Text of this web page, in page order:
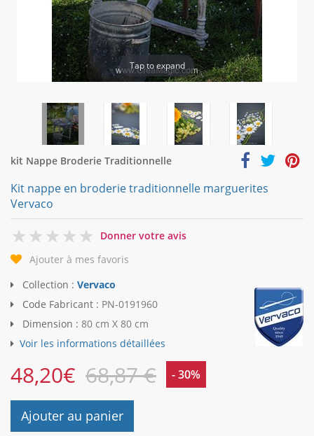
Tap to expand
kit Nappe Broderie Traditionnelle
Kit nappe en broderie traditionnelle marguerites
Vervaco
0
Donner votre avis
Ajouter à mes favoris
Collection : Vervaco
Code Fabricant : PN-0191960
Dimension : 80 cm X 80 cm
Voir les informations détaillées
48,20€ 68,87 € - 30%
Ajouter au panier